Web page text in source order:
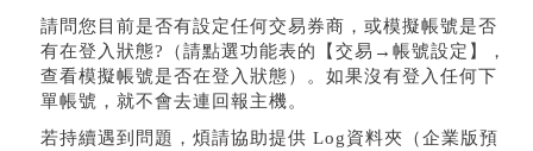
請問您目前是否有設定任何交易券商，或模擬帳號是否
有在登入狀態?（請點選功能表的【交易→帳號設定】，
查看模擬帳號是否在登入狀態）。如果沒有登入任何下
單帳號，就不會去連回報主機。
若持續遇到問題，煩請協助提供 Log資料夾（企業版預